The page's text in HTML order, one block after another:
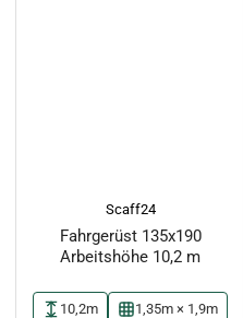
Scaff24
Fahrgerüst 135x190
Arbeitshöhe 10,2 m
10,2m 1,35m × 1,9m